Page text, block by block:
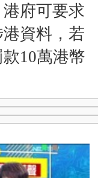
府可要求
資料，若
10萬港幣